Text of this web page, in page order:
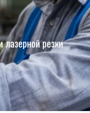
лазерной резки